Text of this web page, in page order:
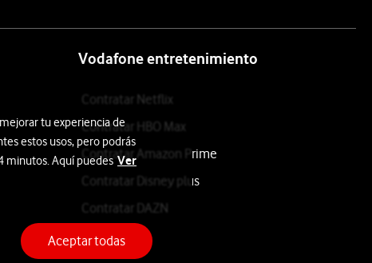
Recargas
Vodafone entretenimiento
Contratar Netflix
Contratar HBO Max
Contratar Amazon Prime
Contratar Disney plus
Contratar DAZN
tu experiencia de
estos usos, pero podrás
minutos. Aquí puedes Ver
Aceptar todas